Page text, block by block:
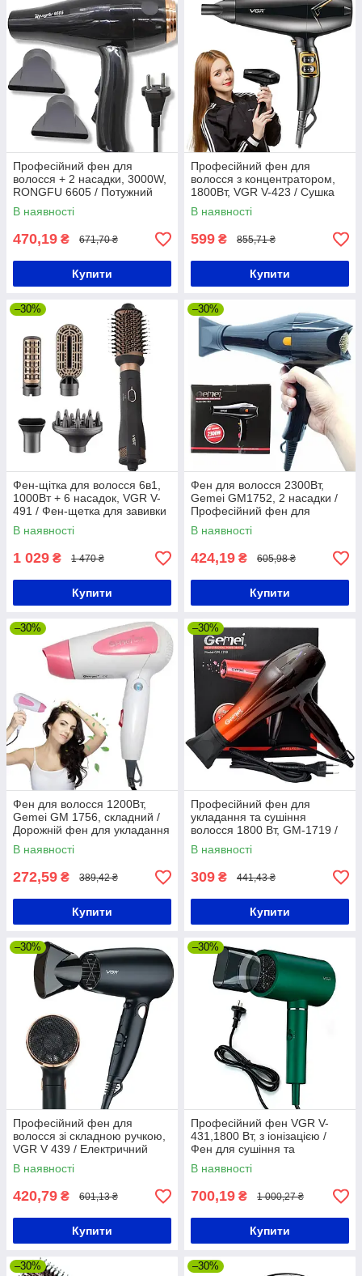
Професійний фен для
волосся + 2 насадки, 3000W,
RONGFU 6605 / Потужний
фен для укладання та
сушіння волосся
В наявності
470,19 ₴ 671,70 ₴
Купити
Професійний фен для
волосся з концентратором,
1800Вт, VGR V-423 / Сушка
для волосся / Фен-сушка
В наявності
599 ₴ 855,71 ₴
Купити
–30%
Фен-щітка для волосся 6в1,
1000Вт + 6 насадок, VGR V-
491 / Фен-щетка для завивки
волос
В наявності
1 029 ₴ 1 470 ₴
Купити
–30%
Фен для волосся 2300Вт,
Gemei GM1752, 2 насадки /
Професійний фен для
укладання волосся з
іонізацією
В наявності
424,19 ₴ 605,98 ₴
Купити
–30%
Фен для волосся 1200Вт,
Gemei GM 1756, складний /
Дорожній фен для укладання
волосся з терморегулятором
В наявності
272,59 ₴ 389,42 ₴
Купити
–30%
Професійний фен для
укладання та сушіння
волосся 1800 Вт, GM-1719 /
Фен для волосся
В наявності
309 ₴ 441,43 ₴
Купити
–30%
Професійний фен для
волосся зі складною ручкою,
VGR V 439 / Електричний
дорожній фен
В наявності
420,79 ₴ 601,13 ₴
Купити
–30%
Професійний фен VGR V-
431,1800 Вт, з іонізацією /
Фен для сушіння та
укладання волосся
В наявності
700,19 ₴ 1 000,27 ₴
Купити
–30% –30%